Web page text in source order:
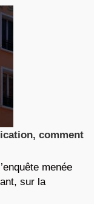
comment
menée
sur la